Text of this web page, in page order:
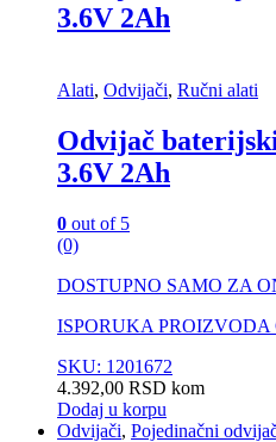
3.6V 2Ah
Alati, Odvijači, Ručni alati
Odvijač
3.6V 2Ah
0 out of 5
(0)
DOSTUPNO SAMO ZA
ISPORUKA
SKU: 1201672
4.392,00 RSD kom
Dodaj u korpu
Odvijači, Pojedinačni